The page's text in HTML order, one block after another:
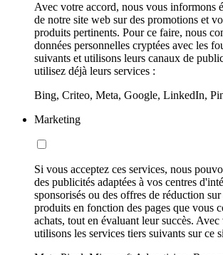
Avec votre accord, nous vous informons
de notre site web sur des promotions et
produits pertinents. Pour ce faire, nous
données personnelles cryptées avec les
suivants et utilisons leurs canaux de
utilisez déjà leurs services :
Bing, Criteo, Meta, Google, LinkedIn,
Marketing
Si vous acceptez ces services, nous
des publicités adaptées à vos centres
sponsorisés ou des offres de réduction
produits en fonction des pages que vous
achats, tout en évaluant leur succès.
utilisons les services tiers suivants sur ce